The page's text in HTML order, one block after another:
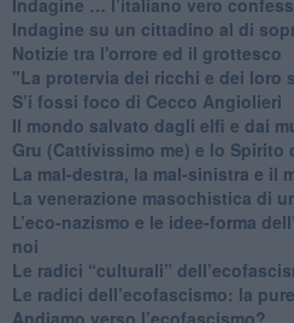
Indagine su un cittadino al di
Notizie tra l'orrore ed il grottesco
"La protervia dei ricchi e dei loro
S’i fossi foco di Cecco Angiolieri
​Il mondo salvato dagli elfi e dai
Gru (Cattivissimo me) e lo Spirito
​La mal-destra, la mal-sinistra e il
​La venerazione masochistica di
​L’eco-nazismo e le idee-forma
noi
​Le radici “culturali”
Le radici dell’ecofascismo: la
Andiamo verso l’ecofascismo?